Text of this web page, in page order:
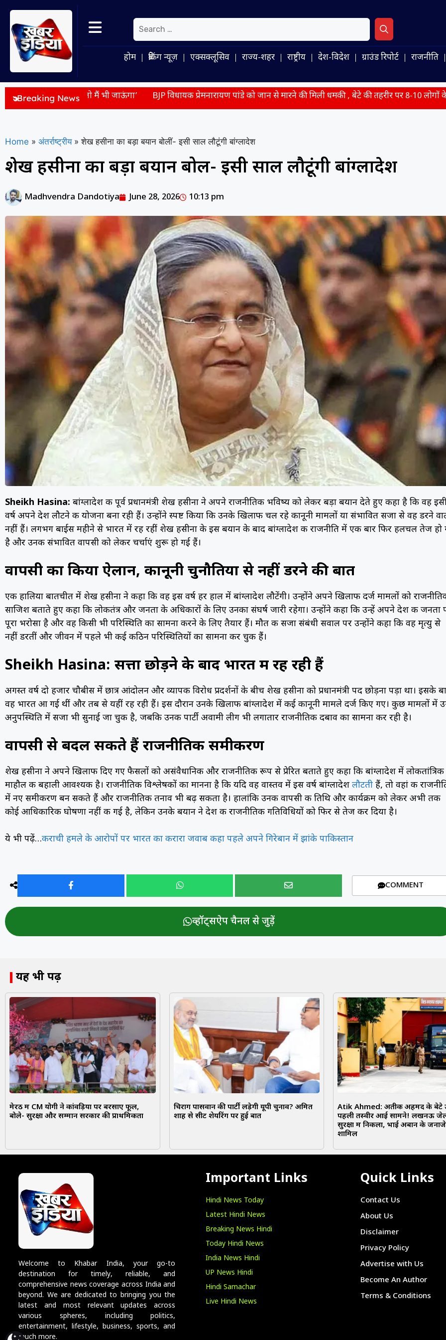
होम ब्रेकिंग न्यूज़ एक्सक्लूसिव राज्य-शहर राष्ट्रीय देश-विदेश ग्राउंड रिपोर्ट राजनीति
Breaking News
पड़ी तो मैं भी जाऊंगा’ BJP विधायक प्रेमनारायण पांडे को जान से मारने की मिली धमकी , बेटे की तहरीर पर 8-10 लोगों के खिलाफ केस
Home » अंतर्राष्ट्रीय » शेख हसीना का बड़ा बयान बोलीं- इसी साल लौटूंगी बांग्लादेश
शेख हसीना का बड़ा बयान बोलीं- इसी साल लौटूंगी बांग्लादेश
Madhvendra Dandotiya June 28, 2026 10:13 pm
Sheikh Hasina: बांग्लादेश की पूर्व प्रधानमंत्री शेख हसीना ने अपने राजनीतिक भविष्य को लेकर बड़ा बयान देते हुए कहा है कि वह
वर्ष अपने देश लौटने की योजना बना रही हैं। उन्होंने स्पष्ट किया कि उनके खिलाफ चल रहे कानूनी मामलों या संभावित सजा से वह डरने
नहीं हैं। लगभग बाईस महीने से भारत में रह रहीं शेख हसीना के इस बयान के बाद बांग्लादेश की राजनीति में एक बार फिर हलचल तेज हो
है और उनकी संभावित वापसी को लेकर चर्चाएं शुरू हो गई हैं।
वापसी का किया ऐलान, कानूनी चुनौतियों से नहीं डरने की बात
एक हालिया बातचीत में शेख हसीना ने कहा कि वह इस वर्ष हर हाल में बांग्लादेश लौटेंगी। उन्होंने अपने खिलाफ दर्ज मामलों को
साजिश बताते हुए कहा कि लोकतंत्र और जनता के अधिकारों के लिए उनका संघर्ष जारी रहेगा। उन्होंने कहा कि उन्हें अपने देश की जनता
पूरा भरोसा है और वह किसी भी परिस्थिति का सामना करने के लिए तैयार हैं। मौत की सजा संबंधी सवाल पर उन्होंने कहा कि वह मृत्यु से
नहीं डरतीं और जीवन में पहले भी कई कठिन परिस्थितियों का सामना कर चुकी हैं।
Sheikh Hasina: सत्ता छोड़ने के बाद भारत में रह रही हैं
अगस्त वर्ष दो हजार चौबीस में छात्र आंदोलन और व्यापक विरोध प्रदर्शनों के बीच शेख हसीना को प्रधानमंत्री पद छोड़ना पड़ा था। इसके
वह भारत आ गई थीं और तब से यहीं रह रही हैं। इस दौरान उनके खिलाफ बांग्लादेश में कई कानूनी मामले दर्ज किए गए। कुछ मामलों में
अनुपस्थिति में सजा भी सुनाई जा चुकी है, जबकि उनकी पार्टी अवामी लीग भी लगातार राजनीतिक दबाव का सामना कर रही है।
वापसी से बदल सकते हैं राजनीतिक समीकरण
शेख हसीना ने अपने खिलाफ दिए गए फैसलों को असंवैधानिक और राजनीतिक रूप से प्रेरित बताते हुए कहा कि बांग्लादेश में लोकतांत्रिक
माहौल की बहाली आवश्यक है। राजनीतिक विश्लेषकों का मानना है कि यदि वह वास्तव में इस वर्ष बांग्लादेश लौटती हैं, तो वहां की
में नए समीकरण बन सकते हैं और राजनीतिक तनाव भी बढ़ सकता है। हालांकि उनकी वापसी की तिथि और कार्यक्रम को लेकर अभी तक
कोई आधिकारिक घोषणा नहीं की गई है, लेकिन उनके बयान ने देश की राजनीतिक गतिविधियों को फिर से तेज कर दिया है।
ये भी पढ़ें…कराची हमले के आरोपों पर भारत का करारा जवाब कहा पहले अपने गिरेबान में झांके पाकिस्तान
COMMENT
व्हॉट्सऐप चैनल से जुड़ें
यह भी पढ़ें
मेरठ में CM योगी ने कांवड़ियों पर बरसाए फूल,
बोले- सुरक्षा और सम्मान सरकार की प्राथमिकता
चिराग पासवान की पार्टी लड़ेगी यूपी चुनाव? अमित
शाह से सीट शेयरिंग पर हुई बात
Atik Ahmed: अतीक अहमद के बेटे
पहली तस्वीर आई सामने! लखनऊ
सुरक्षा में निकला, भाई अबान के जनाजे
शामिल
Welcome to Khabar India, your go-to
destination for timely, reliable, and
comprehensive news coverage across India and
beyond. We are dedicated to bringing you the
latest and most relevant updates across
various spheres, including politics,
entertainment, lifestyle, business, sports, and
much more.
Important Links
Hindi News Today
Latest Hindi News
Breaking News Hindi
Today Hindi News
India News Hindi
UP News Hindi
Hindi Samachar
Live Hindi News
Quick Links
Contact Us
About Us
Disclaimer
Privacy Policy
Advertise with Us
Become An Author
Terms & Conditions